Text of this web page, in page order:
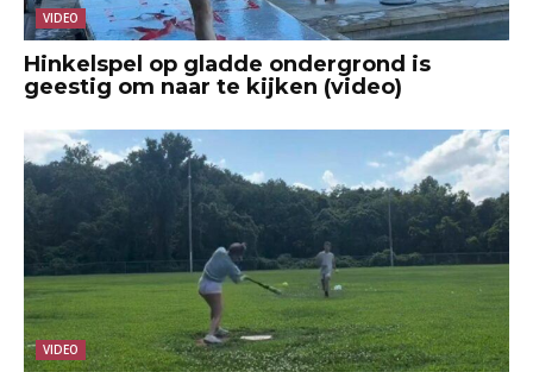
VIDEO
Hinkelspel op gladde ondergrond is
geestig om naar te kijken (video)
VIDEO